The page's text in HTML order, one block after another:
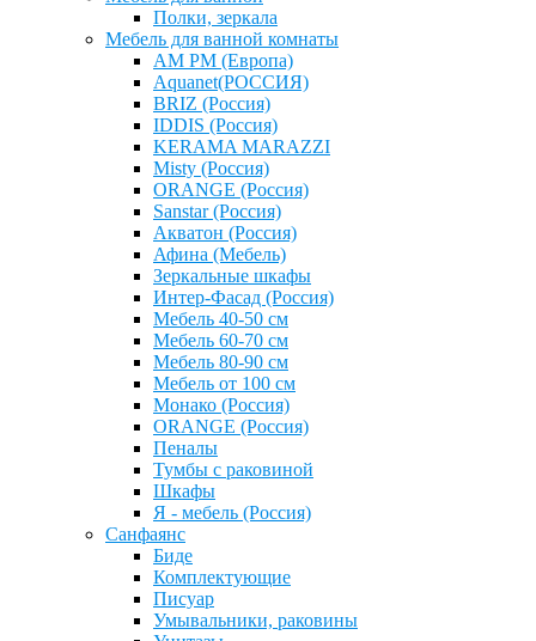
Полки, зеркала
Мебель для ванной комнаты
AM PM (Европа)
Aquanet(РОССИЯ)
BRIZ (Россия)
IDDIS (Россия)
KERAMA MARAZZI
Misty (Россия)
ОRANGE (Россия)
Sanstar (Россия)
Акватон (Россия)
Афина (Мебель)
Зеркальные шкафы
Интер-Фасад (Россия)
Мебель 40-50 см
Мебель 60-70 см
Мебель 80-90 см
Мебель от 100 см
Монако (Россия)
ОRANGE (Россия)
Пеналы
Тумбы с раковиной
Шкафы
Я - мебель (Россия)
Санфаянс
Биде
Комплектующие
Писуар
Умывальники, раковины